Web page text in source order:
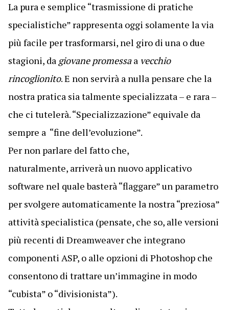
La pura e semplice “trasmissione di pratiche
specialistiche” rappresenta oggi solamente la via
più facile per trasformarsi, nel giro di una o due
stagioni, da giovane promessaa vecchio
rincoglionito. E non servirà a nulla pensare che la
nostra pratica sia talmente specializzata – e rara –
che ci tutelerà. “Specializzazione” equivale da
sempre a “fine dell’evoluzione”.
Per non parlare del fatto che,
naturalmente, arriverà un nuovo applicativo
software nel quale basterà “flaggare” un parametro
per svolgere automaticamente la nostra “preziosa”
attività specialistica (pensate, che so, alle versioni
più recenti di Dreamweaver che integrano
componenti ASP, o alle opzioni di Photoshop che
consentono di trattare un’immagine in modo
“cubista” o “divisionista”).